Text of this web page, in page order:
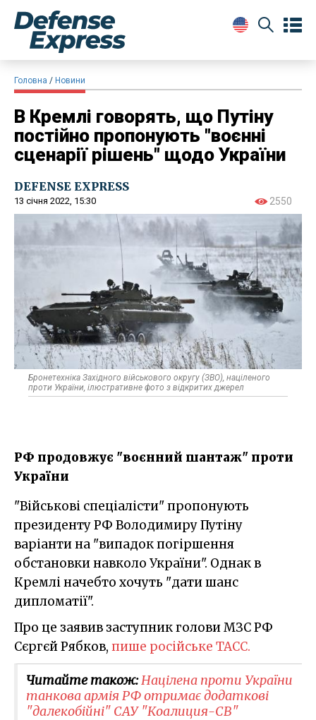
Головна Новини
В Кремлі говорять, що Путіну
постійно пропонують "воєнні
сценарії рішень" щодо України
DEFENSE EXPRESS
13 січня 2022, 15:30 2550
Бронетехніка Західного військового округу (ЗВО), націленого
проти України, ілюстративне фото з відкритих джерел
РФ продовжує "воєнний шантаж" проти
України
"Військові спеціалісти" пропонують
президенту РФ Володимиру Путіну
варіанти на "випадок погіршення
обстановки навколо України". Однак в
Кремлі начебто хочуть "дати шанс
дипломатії".
Про це заявив заступник голови МЗС РФ
Сєргєй Рябков, пише російське ТАСС.
Читайте також:Націлена проти України
танкова армія РФ отримає додаткові
"далекобійні" САУ "Коалиция-СВ"